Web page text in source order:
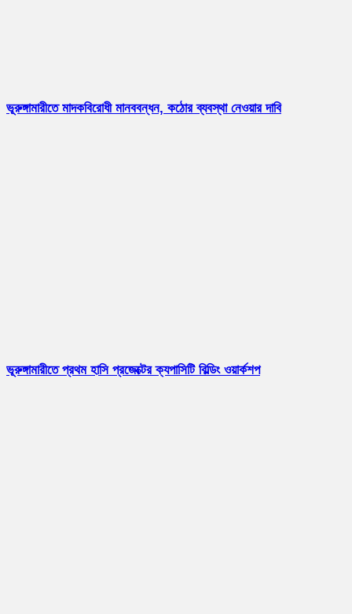
ভূরুঙ্গামারীতে মাদকবিরোধী মানববন্ধন, কঠোর ব্যবস্থা নেওয়ার দাবি
ভূরুঙ্গামারীতে প্রথম হাসি প্রজেক্টের ক্যপাসিটি বিল্ডিং ওয়ার্কশপ